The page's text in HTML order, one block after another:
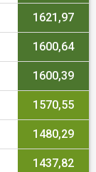
1621,97
1600,64
1600,39
1570,55
1480,29
1437,82